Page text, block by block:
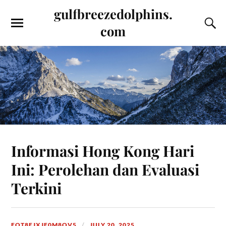
gulfbreezedolphins.
com
Informasi Hong Kong Hari
Ini: Perolehan dan Evaluasi
Terkini